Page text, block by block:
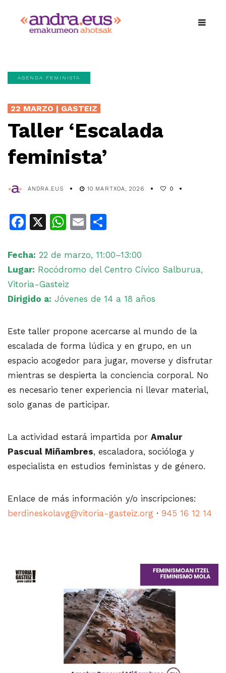
AGENDA FEMINISTA
22 MARZO | GASTEIZ
Taller ‘Escalada
feminista’
ANDRA.EUS 10 MARTXOA, 2026 0
Facebook
X WhatsApp
Email
Fecha: 22 de marzo, 11:00–13:00
Lugar: Rocódromo del Centro Cívico Salburua,
Vitoria-Gasteiz
Dirigido a: Jóvenes de 14 a 18 años
Este taller propone acercarse al mundo de la
escalada de forma lúdica y en grupo, en un
espacio acogedor para jugar, moverse y disfrutar
mientras se despierta la conciencia corporal. No
es necesario tener experiencia ni llevar material,
solo ganas de participar.
La actividad estará impartida por Amalur
Pascual Miñambres, escaladora, socióloga y
especialista en estudios feministas y de género.
Enlace de más información y/o inscripciones:
berdineskolavg@vitoria-gasteiz.org · 945 16 12 14